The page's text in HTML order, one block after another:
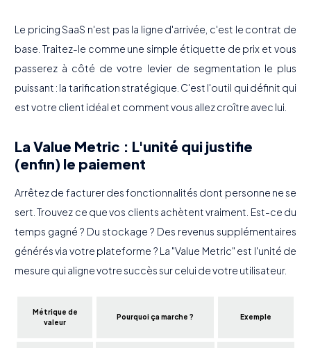
Le pricing SaaS n'est pas la ligne d'arrivée, c'est le contrat de
base. Traitez-le comme une simple étiquette de prix et vous
passerez à côté de votre levier de segmentation le plus
puissant : la tarification stratégique. C'est l'outil qui définit qui
est votre client idéal et comment vous allez croître avec lui.
La Value Metric : L'unité qui justifie
(enfin) le paiement
Arrêtez de facturer des fonctionnalités dont personne ne se
sert. Trouvez ce que vos clients achètent vraiment. Est-ce du
temps gagné ? Du stockage ? Des revenus supplémentaires
générés via votre plateforme ? La "Value Metric" est l'unité de
mesure qui aligne votre succès sur celui de votre utilisateur.
Métrique de
valeur
Pourquoi ça marche ? Exemple